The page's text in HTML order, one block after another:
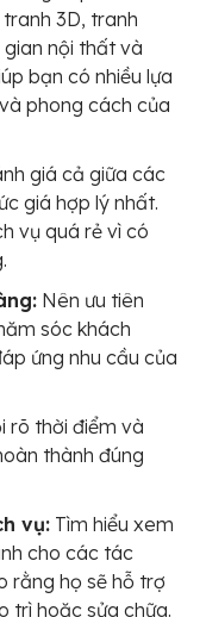
3D, tranh
nội thất và
bạn có nhiều lựa
phong cách của
giá cả giữa các
giá hợp lý nhất.
vụ quá rẻ vì có
Nên ưu tiên
sóc khách
ứng nhu cầu của
rõ thời điểm và
thành đúng
vụ: Tìm hiểu xem
cho các tác
rằng họ sẽ hỗ trợ
trì hoặc sửa chữa.